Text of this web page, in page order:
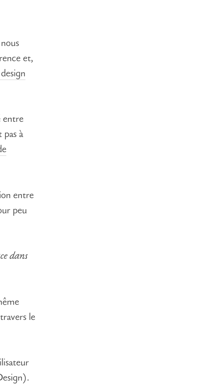
et,
entre
pas à
entre
peu
dans
le